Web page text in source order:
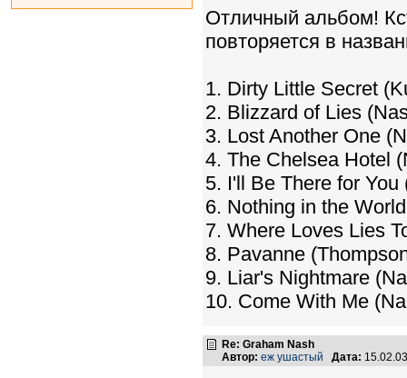
Отличный альбом!
повторяется в
1. Dirty Little Secret
2. Blizzard of Lies
3. Lost Another One
4. The Chelsea Hotel
5. I'll Be There for
6. Nothing in the
7. Where Loves Lies
8. Pavanne
9. Liar's Nightmare
10. Come With Me
Re: Graham Nash
Автор: еж ушастый Дата: